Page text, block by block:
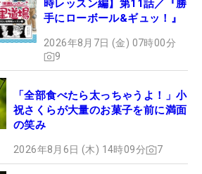
時レッスン編】第11話／『勝
手にローボール&ギュッ！』
2026年8月7日 (金) 07時00分
9
「全部食べたら太っちゃうよ！」小
祝さくらが大量のお菓子を前に満面
の笑み
2026年8月6日 (木) 14時09分 7